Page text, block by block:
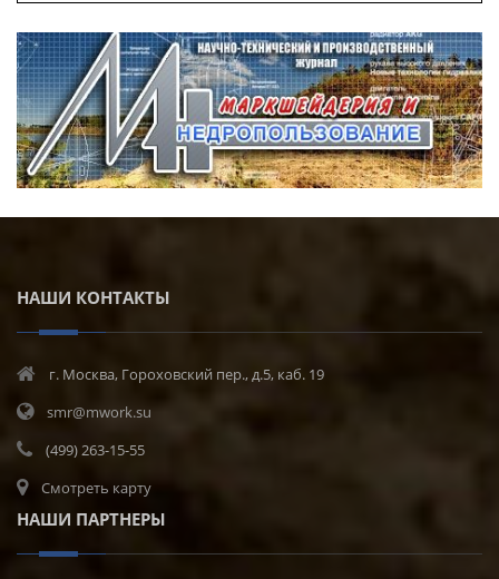
НАШИ КОНТАКТЫ
г. Москва, Гороховский пер., д.5, каб. 19
smr@mwork.su
(499) 263-15-55
Смотреть карту
НАШИ ПАРТНЕРЫ